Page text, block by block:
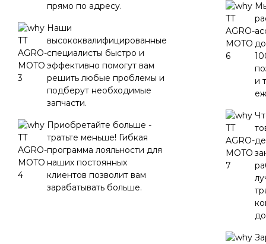
прямо по адресу.
Наши
высококвалифицированные
специалисты быстро и
эффективно помогут вам
решить любые проблемы и
подберут необходимые
запчасти.
Приобретайте больше -
тратьте меньше! Гибкая
программа лояльности для
наших постоянных
клиентов позволит вам
зарабатывать больше.
и